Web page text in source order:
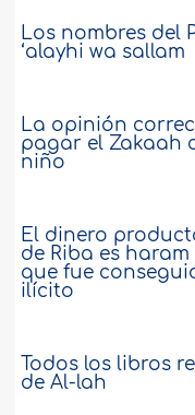
Los nombres del
‘alayhi wa sallam
La opinión
pagar el Zakaah
niño
El dinero
de Riba es
que fue
ilícito
Todos los libros
de Al-lah